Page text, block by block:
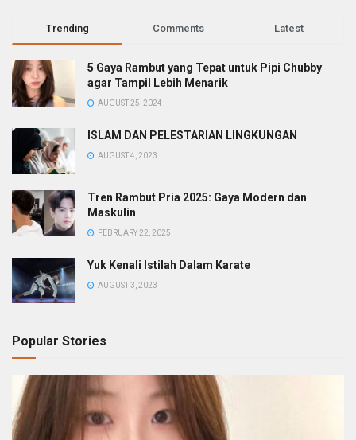
Trending Comments Latest
5 Gaya Rambut yang Tepat untuk Pipi Chubby
agar Tampil Lebih Menarik
AUGUST 25, 2024
ISLAM DAN PELESTARIAN LINGKUNGAN
AUGUST 4, 2023
Tren Rambut Pria 2025: Gaya Modern dan
Maskulin
FEBRUARY 22, 2025
Yuk Kenali Istilah Dalam Karate
AUGUST 3, 2023
Popular Stories